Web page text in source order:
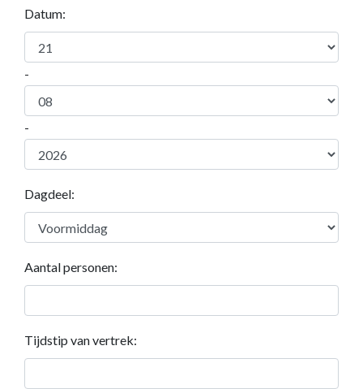
Datum:
-
-
Dagdeel:
Aantal personen:
Tijdstip van vertrek: